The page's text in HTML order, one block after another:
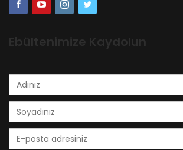
Ebültenimize Kaydolun